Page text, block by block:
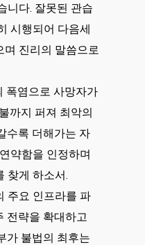
니다. 잘못된 관습
시행되어 다음세
진리의 말씀으로
폭염으로 사망자가
까지 퍼져 최악의
수록 더해가는 자
약함을 인정하며
찾게 하소서.
주요 인프라를 파
전략을 확대하고
가 불법의 최후는